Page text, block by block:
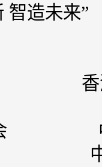
造未来”
香港贸
会 中
会 中国